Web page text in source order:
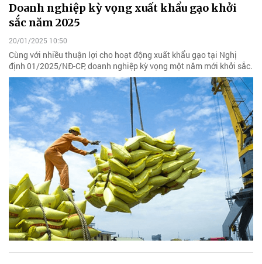
Doanh nghiệp kỳ vọng xuất khẩu gạo khởi
sắc năm 2025
20/01/2025 10:50
Cùng với nhiều thuận lợi cho hoạt động xuất khẩu gạo tại Nghị
định 01/2025/NĐ-CP, doanh nghiệp kỳ vọng một năm mới khởi sắc.